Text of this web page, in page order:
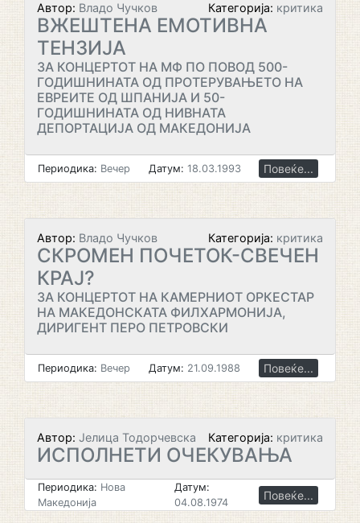
Автор: Владо Чучков Категорија: критика
ВЖЕШТЕНА ЕМОТИВНА
ТЕНЗИЈА
ЗА КОНЦЕРТОТ НА МФ ПО ПОВОД 500-
ГОДИШНИНАТА ОД ПРОТЕРУВАЊЕТО НА
ЕВРЕИТЕ ОД ШПАНИЈА И 50-
ГОДИШНИНАТА ОД НИВНАТА
ДЕПОРТАЦИЈА ОД МАКЕДОНИЈА
Периодика: Вечер Датум: 18.03.1993 Повеќе...
Автор: Владо Чучков Категорија: критика
СКРОМЕН ПОЧЕТОК-СВЕЧЕН
КРАЈ?
ЗА КОНЦЕРТОТ НА КАМЕРНИОТ ОРКЕСТАР
НА МАКЕДОНСКАТА ФИЛХАРМОНИЈА,
ДИРИГЕНТ ПЕРО ПЕТРОВСКИ
Периодика: Вечер Датум: 21.09.1988 Повеќе...
Автор: Јелица Тодорчевска Категорија: критика
ИСПОЛНЕТИ ОЧЕКУВАЊА
Периодика: Нова
Македонија
Датум:
04.08.1974
Повеќе...